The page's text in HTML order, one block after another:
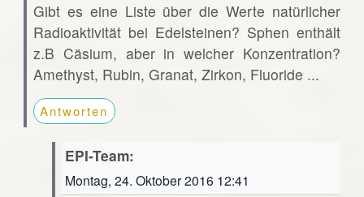
Gibt es eine Liste über die Werte natürlicher
Radioaktivität bei Edelsteinen? Sphen enthält
z.B Cäsium, aber in welcher Konzentration?
Amethyst, Rubin, Granat, Zirkon, Fluoride ...
Antworten
EPI-Team:
Montag, 24. Oktober 2016 12:41